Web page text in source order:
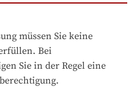
müssen Sie keine
Bei
Sie in der Regel eine